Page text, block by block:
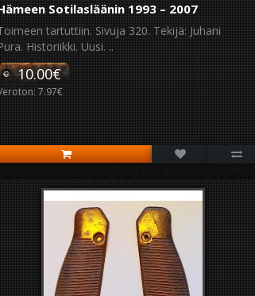
Sotilasläänin 1993 – 2007
tartuttiin. Sivuja 320. Tekijä: Juhani
Historiikki. Uusi. ..
10.00€
7.97€